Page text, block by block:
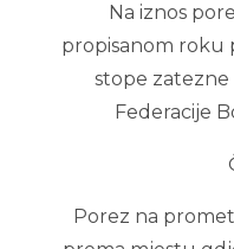
Na iznos
propisanom roku
stope zatezne
Federacije
Porez na